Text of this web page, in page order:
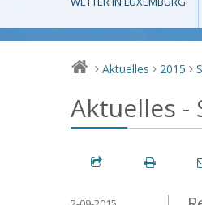
> Aktuelles > 2015 >
Aktuelles -